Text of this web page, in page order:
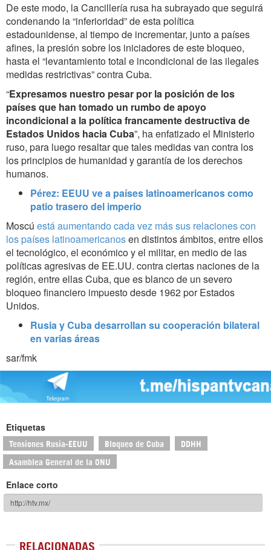
De este modo, la Cancillería rusa ha subrayado que seguirá
condenando la “inferioridad” de esta política
estadounidense, al tiempo de incrementar, junto a países
afines, la presión sobre los iniciadores de este bloqueo,
hasta el “levantamiento total e incondicional de las ilegales
medidas restrictivas” contra Cuba.
“Expresamos nuestro pesar por la posición de los
países que han tomado un rumbo de apoyo
incondicional a la política francamente destructiva de
Estados Unidos hacia Cuba”, ha enfatizado el Ministerio
ruso, para luego resaltar que tales medidas van contra los
los principios de humanidad y garantía de los derechos
humanos.
Pérez: EEUU ve a países latinoamericanos como
patio trasero del imperio
Moscú está aumentando cada vez más sus relaciones con
los países latinoamericanosen distintos ámbitos, entre ellos
el tecnológico, el económico y el militar, en medio de las
políticas agresivas de EE.UU. contra ciertas naciones de la
región, entre ellas Cuba, quees blanco de un severo
bloqueo financiero impuesto desde 1962 por Estados
Unidos.
Rusia y Cuba desarrollan su cooperación bilateral
en varias áreas
sar/fmk
Etiquetas
Tensiones Rusia-EEUU Bloqueo de Cuba DDHH
Asamblea General de la ONU
Enlace corto
RELACIONADAS